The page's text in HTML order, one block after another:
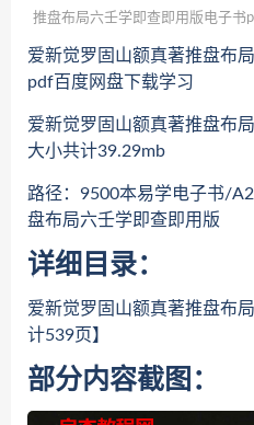
推盘布局六壬学即查即用版电子书
爱新觉罗固山额真著推盘布
pdf百度网盘下载学习
爱新觉罗固山额真著推盘布
大小共计39.29mb
路径：9500本易学电子书/
盘布局六壬学即查即用版
详细目录：
爱新觉罗固山额真著推盘布
计539页】
部分内容截图：